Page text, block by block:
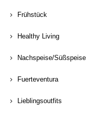
Frühstück
Healthy Living
Nachspeise/Süßspeise
Fuerteventura
Lieblingsoutfits